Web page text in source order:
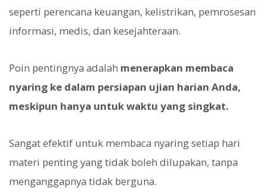
seperti perencana keuangan, kelistrikan, pemrosesan
informasi, medis, dan kesejahteraan.
Poin pentingnya adalah menerapkan membaca
nyaring ke dalam persiapan ujian harian Anda,
meskipun hanya untuk waktu yang singkat.
Sangat efektif untuk membaca nyaring setiap hari
materi penting yang tidak boleh dilupakan, tanpa
menganggapnya tidak berguna.